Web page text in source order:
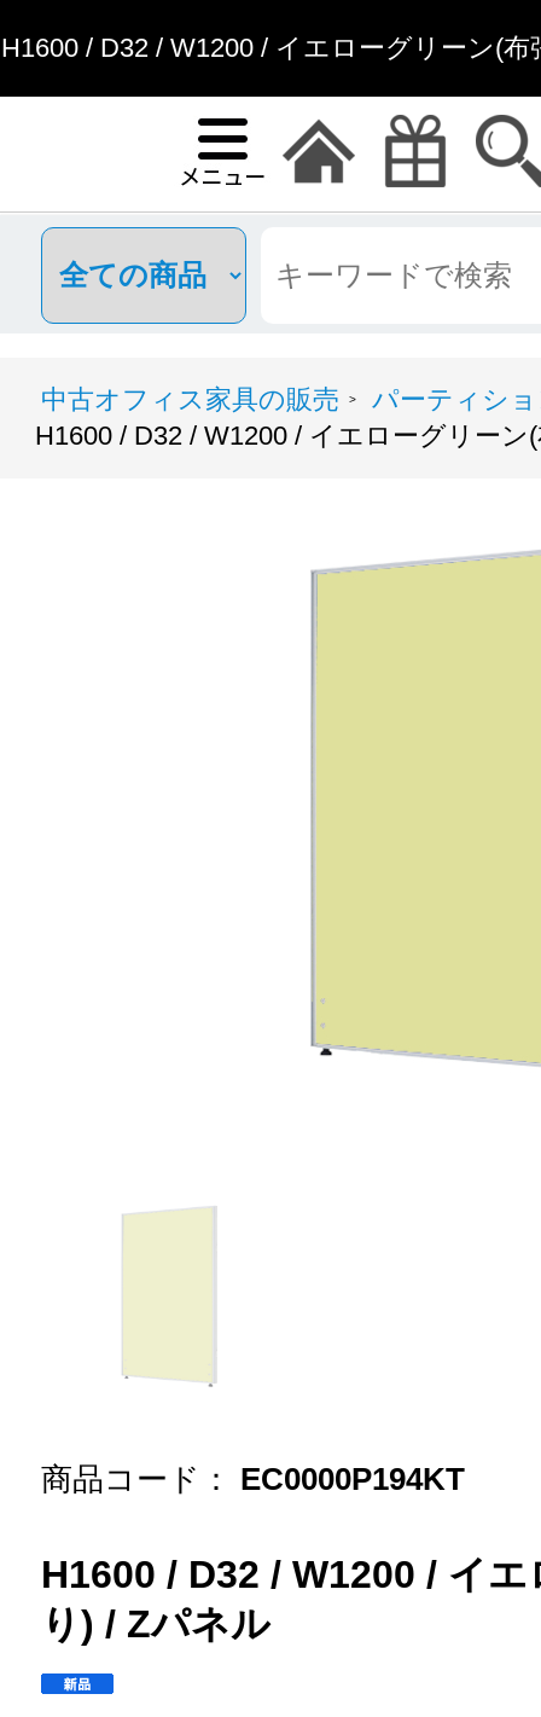
H1600 / D32 / W1200 / イエローグリーン(
具通販
中古オフィス家具の販売 >
パーティシ
H1600 / D32 / W1200 / イエローグリーン
商品コード： EC0000P194KT
H1600 / D32 / W1200 / イ
り) / Zパネル